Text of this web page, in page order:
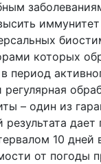
которых
период
– один из
дает
10 дней
от погоды